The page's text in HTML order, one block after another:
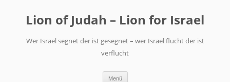
springen
Lion of Judah – Lion for Israel
Wer Israel segnet der ist gesegnet – wer Israel flucht der ist
verflucht
Menü